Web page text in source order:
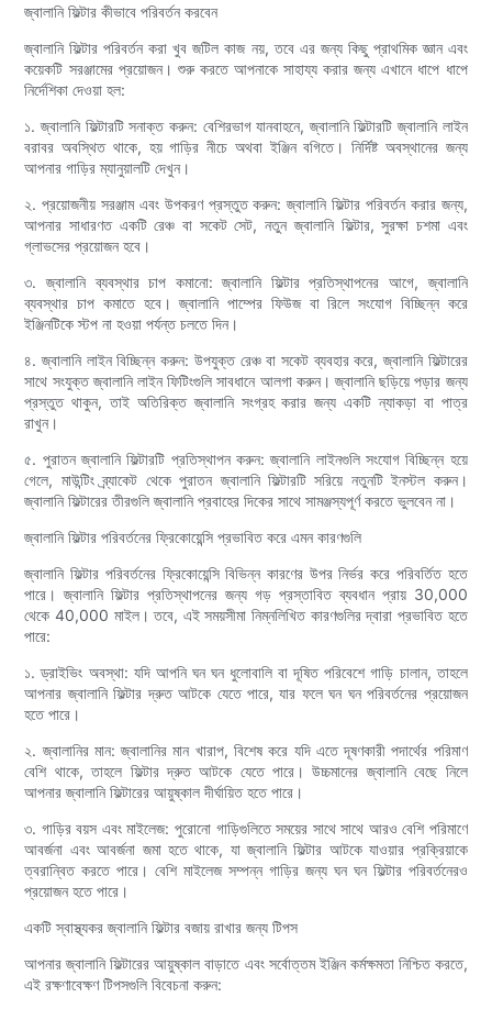
জ্বালানি ফিল্টার কীভাবে পরিবর্তন করবেন
জ্বালানি ফিল্টার পরিবর্তন করা খুব জটিল কাজ নয়, তবে এর জন্য কিছু প্রাথমিক জ্ঞান এবং
কয়েকটি সরঞ্জামের প্রয়োজন। শুরু করতে আপনাকে সাহায্য করার জন্য এখানে ধাপে ধাপে
নির্দেশিকা দেওয়া হল:
১. জ্বালানি ফিল্টারটি সনাক্ত করুন: বেশিরভাগ যানবাহনে, জ্বালানি ফিল্টারটি জ্বালানি লাইন
বরাবর অবস্থিত থাকে, হয় গাড়ির নীচে অথবা ইঞ্জিন বগিতে। নির্দিষ্ট অবস্থানের জন্য
আপনার গাড়ির ম্যানুয়ালটি দেখুন।
২. প্রয়োজনীয় সরঞ্জাম এবং উপকরণ প্রস্তুত করুন: জ্বালানি ফিল্টার পরিবর্তন করার জন্য,
আপনার সাধারণত একটি রেঞ্চ বা সকেট সেট, নতুন জ্বালানি ফিল্টার, সুরক্ষা চশমা এবং
গ্লাভসের প্রয়োজন হবে।
৩. জ্বালানি ব্যবস্থার চাপ কমানো: জ্বালানি ফিল্টার প্রতিস্থাপনের আগে, জ্বালানি
ব্যবস্থার চাপ কমাতে হবে। জ্বালানি পাম্পের ফিউজ বা রিলে সংযোগ বিচ্ছিন্ন করে
ইঞ্জিনটিকে স্টপ না হওয়া পর্যন্ত চলতে দিন।
৪. জ্বালানি লাইন বিচ্ছিন্ন করুন: উপযুক্ত রেঞ্চ বা সকেট ব্যবহার করে, জ্বালানি ফিল্টারের
সাথে সংযুক্ত জ্বালানি লাইন ফিটিংগুলি সাবধানে আলগা করুন। জ্বালানি ছড়িয়ে পড়ার জন্য
প্রস্তুত থাকুন, তাই অতিরিক্ত জ্বালানি সংগ্রহ করার জন্য একটি ন্যাকড়া বা পাত্র
রাখুন।
৫. পুরাতন জ্বালানি ফিল্টারটি প্রতিস্থাপন করুন: জ্বালানি লাইনগুলি সংযোগ বিচ্ছিন্ন হয়ে
গেলে, মাউন্টিং ব্র্যাকেট থেকে পুরাতন জ্বালানি ফিল্টারটি সরিয়ে নতুনটি ইনস্টল করুন।
জ্বালানি ফিল্টারের তীরগুলি জ্বালানি প্রবাহের দিকের সাথে সামঞ্জস্যপূর্ণ করতে ভুলবেন না।
জ্বালানি ফিল্টার পরিবর্তনের ফ্রিকোয়েন্সি প্রভাবিত করে এমন কারণগুলি
জ্বালানি ফিল্টার পরিবর্তনের ফ্রিকোয়েন্সি বিভিন্ন কারণের উপর নির্ভর করে পরিবর্তিত হতে
পারে। জ্বালানি ফিল্টার প্রতিস্থাপনের জন্য গড় প্রস্তাবিত ব্যবধান প্রায় 30,000
থেকে 40,000 মাইল। তবে, এই সময়সীমা নিম্নলিখিত কারণগুলির দ্বারা প্রভাবিত হতে
পারে:
১. ড্রাইভিং অবস্থা: যদি আপনি ঘন ঘন ধুলোবালি বা দূষিত পরিবেশে গাড়ি চালান, তাহলে
আপনার জ্বালানি ফিল্টার দ্রুত আটকে যেতে পারে, যার ফলে ঘন ঘন পরিবর্তনের প্রয়োজন
হতে পারে।
২. জ্বালানির মান: জ্বালানির মান খারাপ, বিশেষ করে যদি এতে দূষণকারী পদার্থের পরিমাণ
বেশি থাকে, তাহলে ফিল্টার দ্রুত আটকে যেতে পারে। উচ্চমানের জ্বালানি বেছে নিলে
আপনার জ্বালানি ফিল্টারের আয়ুষ্কাল দীর্ঘায়িত হতে পারে।
৩. গাড়ির বয়স এবং মাইলেজ: পুরোনো গাড়িগুলিতে সময়ের সাথে সাথে আরও বেশি পরিমাণে
আবর্জনা এবং আবর্জনা জমা হতে থাকে, যা জ্বালানি ফিল্টার আটকে যাওয়ার প্রক্রিয়াকে
ত্বরান্বিত করতে পারে। বেশি মাইলেজ সম্পন্ন গাড়ির জন্য ঘন ঘন ফিল্টার পরিবর্তনেরও
প্রয়োজন হতে পারে।
একটি স্বাস্থ্যকর জ্বালানি ফিল্টার বজায় রাখার জন্য টিপস
আপনার জ্বালানি ফিল্টারের আয়ুষ্কাল বাড়াতে এবং সর্বোত্তম ইঞ্জিন কর্মক্ষমতা নিশ্চিত করতে,
এই রক্ষণাবেক্ষণ টিপসগুলি বিবেচনা করুন: